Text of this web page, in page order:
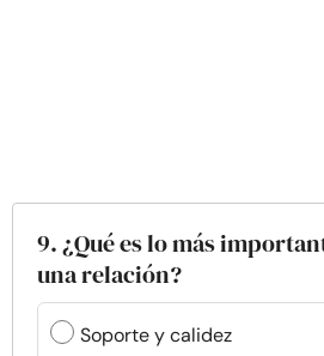
9. ¿Qué es lo más
una relación?
Soporte y calidez